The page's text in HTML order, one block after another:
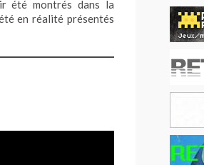
été montrés dans la
en réalité présentés